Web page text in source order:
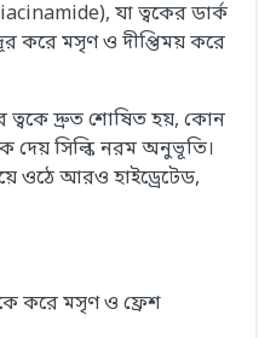
যা ত্বকের ডার্ক
করে মসৃণ ও দীপ্তিময় করে
ত্বকে দ্রুত শোষিত হয়, কোন
দেয় সিল্কি নরম অনুভূতি।
ওঠে আরও হাইড্রেটেড,
করে মসৃণ ও ফ্রেশ